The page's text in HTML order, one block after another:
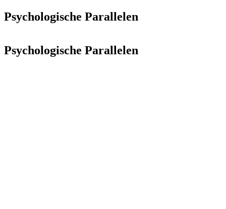
Psychologische Parallelen
Psychologische Parallelen